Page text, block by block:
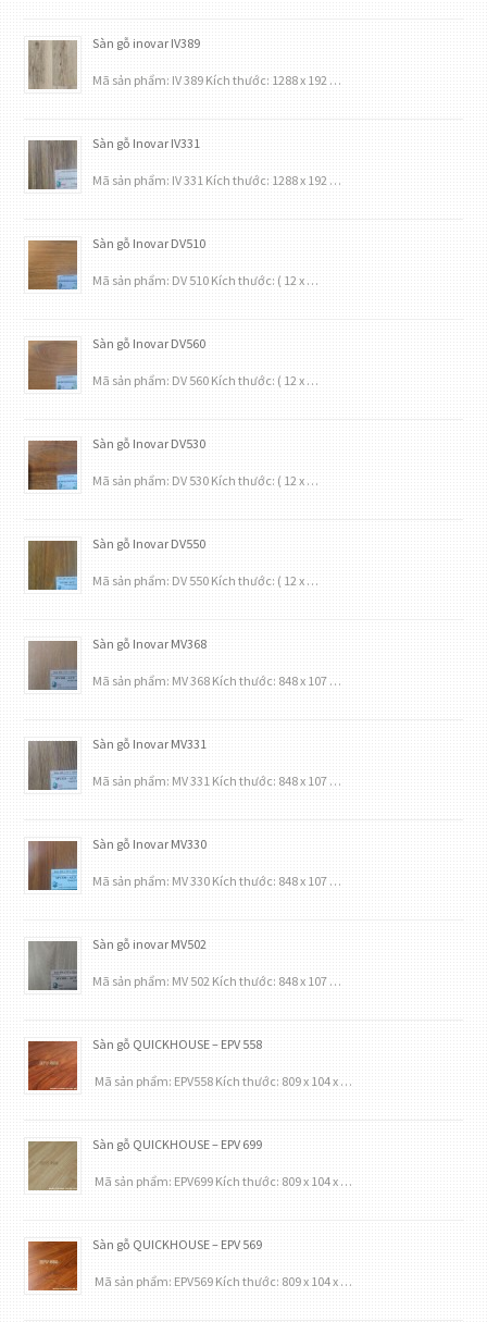
Sàn gỗ inovar IV389
Mã sản phẩm: IV 389 Kích thước: 1288 x 192 …
Sàn gỗ Inovar IV331
Mã sản phẩm: IV 331 Kích thước: 1288 x 192 …
Sàn gỗ Inovar DV510
Mã sản phẩm: DV 510 Kích thước: ( 12 x …
Sàn gỗ Inovar DV560
Mã sản phẩm: DV 560 Kích thước: ( 12 x …
Sàn gỗ Inovar DV530
Mã sản phẩm: DV 530 Kích thước: ( 12 x …
Sàn gỗ Inovar DV550
Mã sản phẩm: DV 550 Kích thước: ( 12 x …
Sàn gỗ Inovar MV368
Mã sản phẩm: MV 368 Kích thước: 848 x 107 …
Sàn gỗ Inovar MV331
Mã sản phẩm: MV 331 Kích thước: 848 x 107 …
Sàn gỗ Inovar MV330
Mã sản phẩm: MV 330 Kích thước: 848 x 107 …
Sàn gỗ inovar MV502
Mã sản phẩm: MV 502 Kích thước: 848 x 107 …
Sàn gỗ QUICKHOUSE – EPV 558
Mã sản phẩm: EPV558 Kích thước: 809 x 104 x …
Sàn gỗ QUICKHOUSE – EPV 699
Mã sản phẩm: EPV699 Kích thước: 809 x 104 x …
Sàn gỗ QUICKHOUSE – EPV 569
Mã sản phẩm: EPV569 Kích thước: 809 x 104 x …